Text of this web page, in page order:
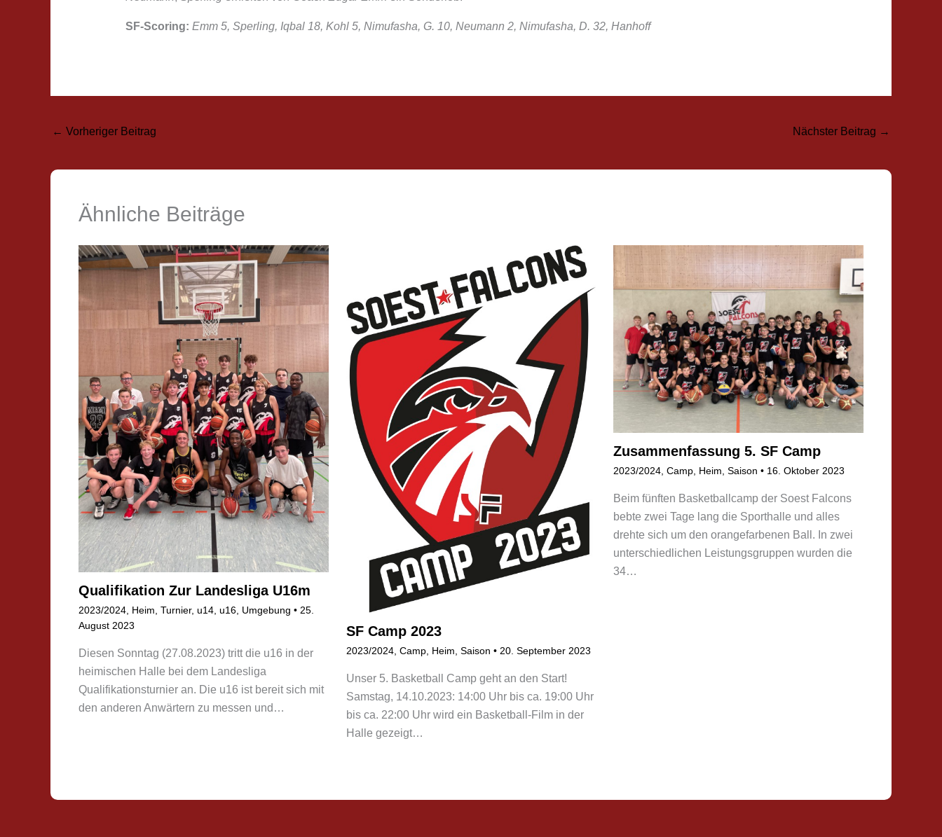
SF-Scoring: Emm 5, Sperling, Iqbal 18, Kohl 5, Nimufasha, G. 10, Neumann 2, Nimufasha, D. 32, Hanhoff
← Vorheriger Beitrag Nächster Beitrag →
Ähnliche Beiträge
Qualifikation Zur Landesliga U16m
2023/2024, Heim, Turnier, u14, u16, Umgebung • 25.
August 2023
Diesen Sonntag (27.08.2023) tritt die u16 in der
heimischen Halle bei dem Landesliga
Qualifikationsturnier an. Die u16 ist bereit sich mit
den anderen Anwärtern zu messen und…
SF Camp 2023
2023/2024, Camp, Heim Saison • 20. September 2023
Unser 5. Basketball Camp geht an den Start!
Samstag, 14.10.2023: 14:00 Uhr bis ca. 19:00 Uhr
bis ca. 22:00 Uhr wird ein Basketball-Film in der
Halle gezeigt…
Zusammenfassung 5. SF Camp
2023/2024 ,Camp Heim ,Saison • 16. Oktober 2023
Beim fünften Basketballcamp der Soest Falcons
bebte zwei Tage lang die Sporthalle und alles
drehte sich um den orangefarbenen Ball. In zwei
unterschiedlichen Leistungsgruppen wurden die
34…